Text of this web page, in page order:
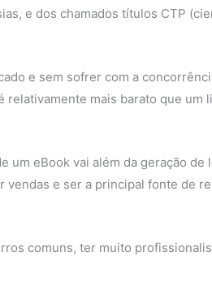
e dos chamados títulos CTP
e sem sofrer com a
relativamente mais barato que
um eBook vai além da geração de
e ser a principal fonte de
comuns, ter muito